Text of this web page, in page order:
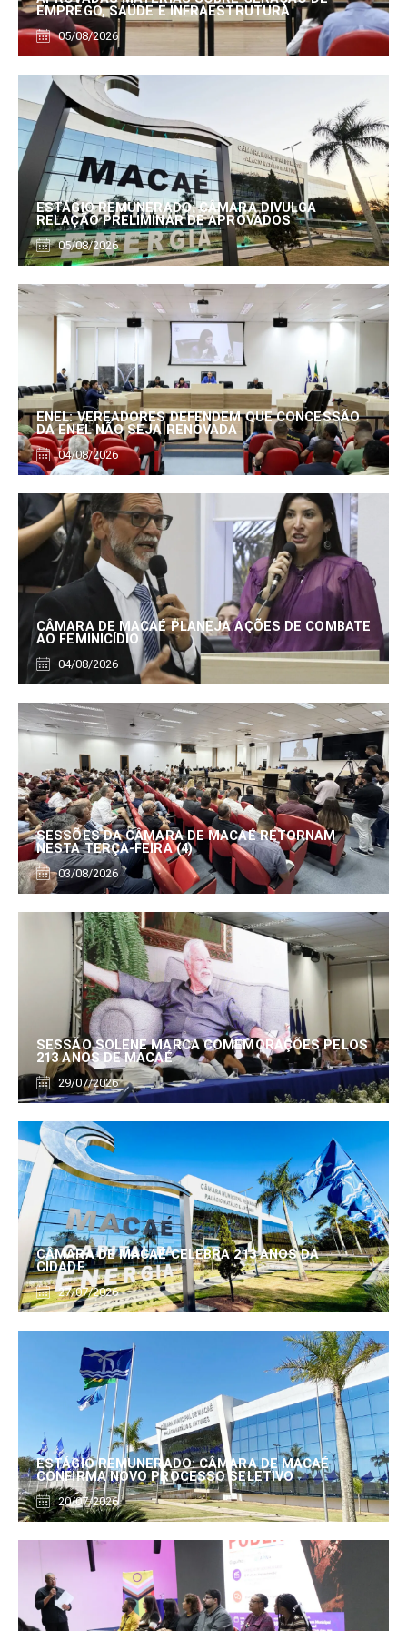
EMPREGO, SAÚDE E INFRAESTRUTURA
05/08/2026
ESTÁGIO REMUNERADO: CÂMARA DIVULGA
RELAÇÃO PRELIMINAR DE APROVADOS
05/08/2026
ENEL: VEREADORES DEFENDEM QUE CONCESSÃO
DA ENEL NÃO SEJA RENOVADA
04/08/2026
CÂMARA DE MACAÉ PLANEJA AÇÕES DE COMBATE
AO FEMINICÍDIO
04/08/2026
SESSÕES DA CÂMARA DE MACAÉ RETORNAM
NESTA TERÇA-FEIRA (4)
03/08/2026
SESSÃO SOLENE MARCA COMEMORAÇÕES PELOS
213 ANOS DE MACAÉ
29/07/2026
CÂMARA DE MACAÉ CELEBRA 213 ANOS DA
CIDADE
27/07/2026
ESTÁGIO REMUNERADO: CÂMARA DE MACAÉ
CONFIRMA NOVO PROCESSO SELETIVO
20/07/2026